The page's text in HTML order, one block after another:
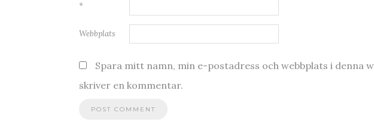
*
Webbplats
Spara mitt namn, min e-postadress och webbplats i denna
skriver en kommentar.